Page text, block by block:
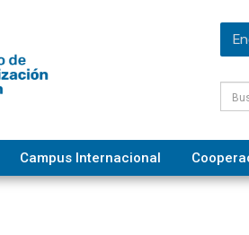
Campus Internacional